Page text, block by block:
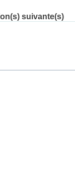
suivante(s)